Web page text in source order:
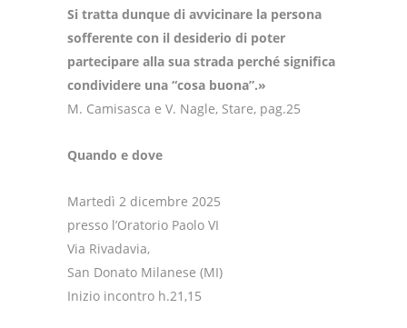
Si tratta dunque di avvicinare la persona
sofferente con il desiderio di poter
partecipare alla sua strada perché significa
condividere una “cosa buona”.»
M. Camisasca e V. Nagle, Stare, pag.25
Quando e dove
Martedì 2 dicembre 2025
presso l’Oratorio Paolo VI
Via Rivadavia,
San Donato Milanese (MI)
Inizio incontro h.21,15